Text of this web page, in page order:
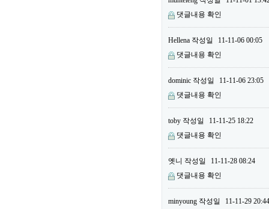
댓글내용 확인
Hellena 작성일
11-11-06 00:05
댓글내용 확인
dominic 작성일
11-11-06 23:05
댓글내용 확인
toby 작성일
11-11-25 18:22
댓글내용 확인
옛니 작성일
11-11-28 08:24
댓글내용 확인
minyoung 작성일
11-11-29 20:44